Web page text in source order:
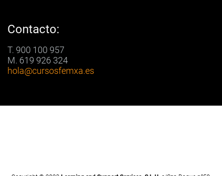
Contacto:
T. 900 100 957
M. 619 926 324
hola@cursosfemxa.es